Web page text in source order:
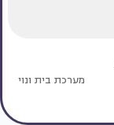
מערכת בית ונוי